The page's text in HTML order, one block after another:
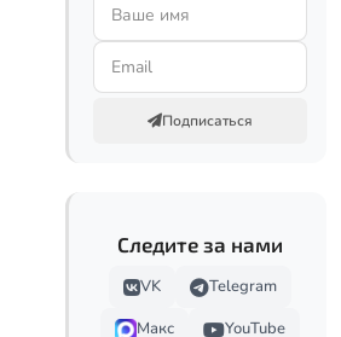
Подписаться
Следите за нами
VK
Telegram
Макс
YouTube